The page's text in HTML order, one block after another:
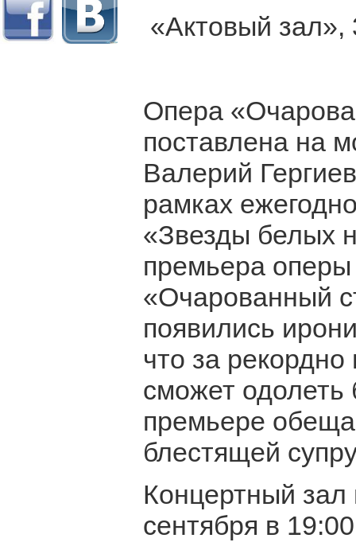
«Актовый зал»,
Опера
поставлена на
Валерий
рамках
«Звезды белых
премьера
«Очарованный
появились
что за
сможет
премьере
блестящей
Концертный
сентября в 19:00